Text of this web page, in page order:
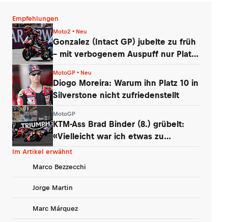
Empfehlungen
Moto2 • Neu
Gonzalez (Intact GP) jubelte zu früh
– mit verbogenem Auspuff nur Platz
MotoGP • Neu
Diogo Moreira: Warum ihn Platz 10 in
Silverstone nicht zufriedenstellt
MotoGP
KTM-Ass Brad Binder (8.) grübelt:
«Vielleicht war ich etwas zu
vorsichtig»
Im Artikel erwähnt
Marco Bezzecchi
Jorge Martin
Marc Márquez